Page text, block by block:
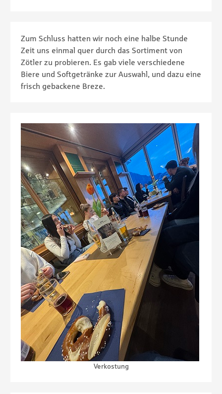
Zum Schluss hatten wir noch eine halbe Stunde
Zeit uns einmal quer durch das Sortiment von
Zötler zu probieren. Es gab viele verschiedene
Biere und Softgetränke zur Auswahl, und dazu eine
frisch gebackene Breze.
Verkostung